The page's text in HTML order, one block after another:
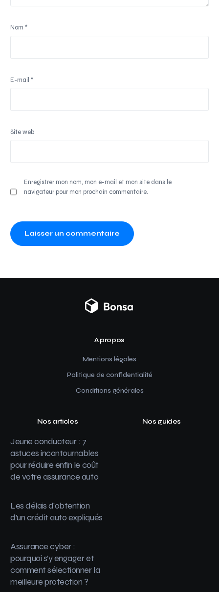
Nom*
E-mail*
Site web
Enregistrer mon nom, mon e-mail et mon site dans le
navigateur pour mon prochain commentaire.
A propos
Mentions légales
Politique de confidentialité
Conditions générales
Nos articles
Jeune conducteur : 7
astuces incontournables
pour réduire enfin le coût
de votre assurance auto
Les délais d’obtention
d’un crédit auto expliqués
Assurance cyber :
pourquoi s’y engager et
comment sélectionner la
meilleure protection ?
Nos guides